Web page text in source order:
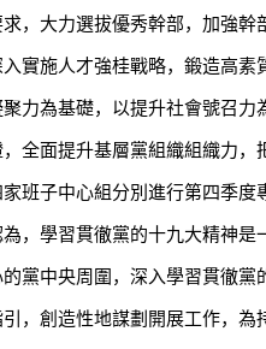
，大力選拔優秀幹部，加強
實施人才強桂戰略，鍛造高
力為基礎，以提升社會號召
全面提升基層黨組織組織力，
子中心組分別進行第四季度
，學習貫徹黨的十九大精神
黨中央周圍，深入學習貫徹
，創造性地謀劃開展工作，為